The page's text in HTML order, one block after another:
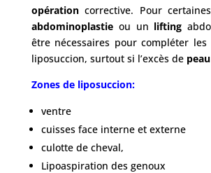
opérationcorrective. Pour
abdominoplastieou un lifting
être nécessaires pour compléter
liposuccion, surtout si l’excès de peau
Zones de liposuccion:
ventre
cuisses face interne et externe
culotte de cheval,
Lipoaspiration des genoux